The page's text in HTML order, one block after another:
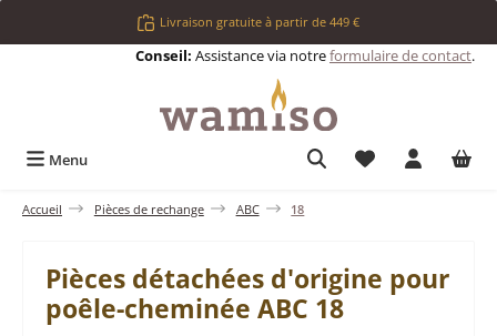
Passer au contenu principalLivraison gratuite à partir de 449 €
Conseil: Assistance via notreformulaire de contact.
Menu Vous avez 0
Accueil Pièces de rechange ABC 18
Pièces détachées d'origine pour
poêle-cheminée ABC 18